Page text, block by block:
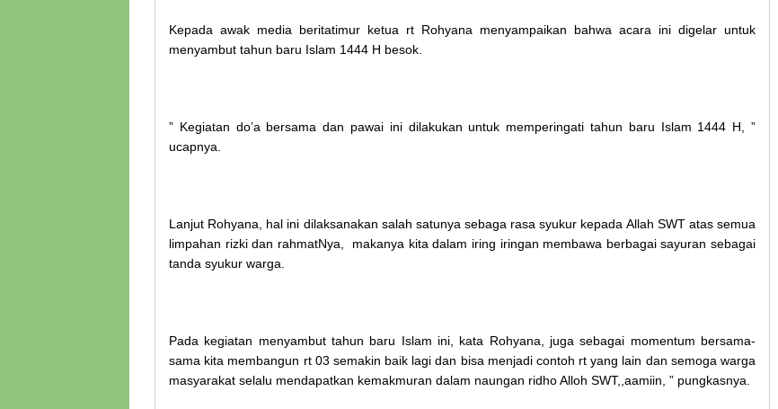
Kepada awak media beritatimur ketua rt Rohyana menyampaikan bahwa acara ini digelar untuk
menyambut tahun baru Islam 1444 H besok.
” Kegiatan do’a bersama dan pawai ini dilakukan untuk memperingati tahun baru Islam 1444 H, ”
ucapnya.
Lanjut Rohyana, hal ini dilaksanakan salah satunya sebaga rasa syukur kepada Allah SWT atas semua
limpahan rizki dan rahmatNya, makanya kita dalam iring iringan membawa berbagai sayuran sebagai
tanda syukur warga.
Pada kegiatan menyambut tahun baru Islam ini, kata Rohyana, juga sebagai momentum bersama-
sama kita membangun rt 03 semakin baik lagi dan bisa menjadi contoh rt yang lain dan semoga warga
masyarakat selalu mendapatkan kemakmuran dalam naungan ridho Alloh SWT,,aamiin, ” pungkasnya.